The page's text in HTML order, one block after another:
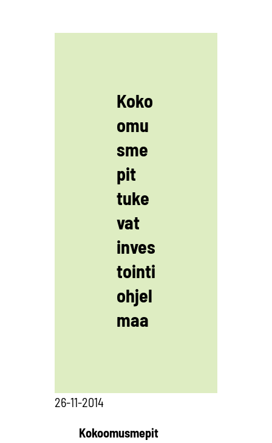
Koko
omu
sme
pit
tuke
vat
inves
tointi
ohjel
maa
26-11-2014
Kokoomusmepit